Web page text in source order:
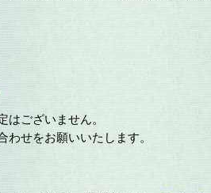
ございません。
せをお願いいたします。